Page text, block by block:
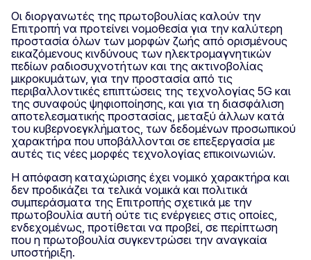
Οι διοργανωτές της πρωτοβουλίας καλούν την
Επιτροπή να προτείνει νομοθεσία για την καλύτερη
προστασία όλων των μορφών ζωής από ορισμένους
εικαζόμενους κινδύνους των ηλεκτρομαγνητικών
πεδίων ραδιοσυχνοτήτων και της ακτινοβολίας
μικροκυμάτων, για την προστασία από τις
περιβαλλοντικές επιπτώσεις της τεχνολογίας 5G και
της συναφούς ψηφιοποίησης, και για τη διασφάλιση
αποτελεσματικής προστασίας, μεταξύ άλλων κατά
του κυβερνοεγκλήματος, των δεδομένων προσωπικού
χαρακτήρα που υποβάλλονται σε επεξεργασία με
αυτές τις νέες μορφές τεχνολογίας επικοινωνιών.
Η απόφαση καταχώρισης έχει νομικό χαρακτήρα και
δεν προδικάζει τα τελικά νομικά και πολιτικά
συμπεράσματα της Επιτροπής σχετικά με την
πρωτοβουλία αυτή ούτε τις ενέργειες στις οποίες,
ενδεχομένως, προτίθεται να προβεί, σε περίπτωση
που η πρωτοβουλία συγκεντρώσει την αναγκαία
υποστήριξη.